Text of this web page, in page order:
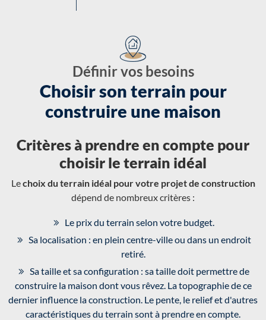
Définir vos besoins
Choisir son terrain pour
construire une maison
Critères à prendre en compte pour
choisir le terrain idéal
Lechoix du terrain idéal pour votre projet de construction
dépend de nombreux critères :
Le prix du terrain selon votre budget.
Sa localisation : en plein centre-ville ou dans un endroit
retiré.
Sa taille et sa configuration : sa taille doit permettre de
construire la maison dont vous rêvez. La topographie de ce
dernier influence la construction. Le pente, le relief et d'autres
caractéristiques du terrain sont à prendre en compte.